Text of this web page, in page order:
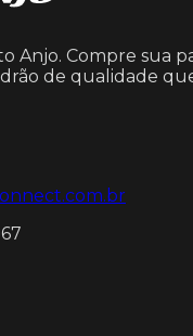
Anjo. Compre sua
de qualidade